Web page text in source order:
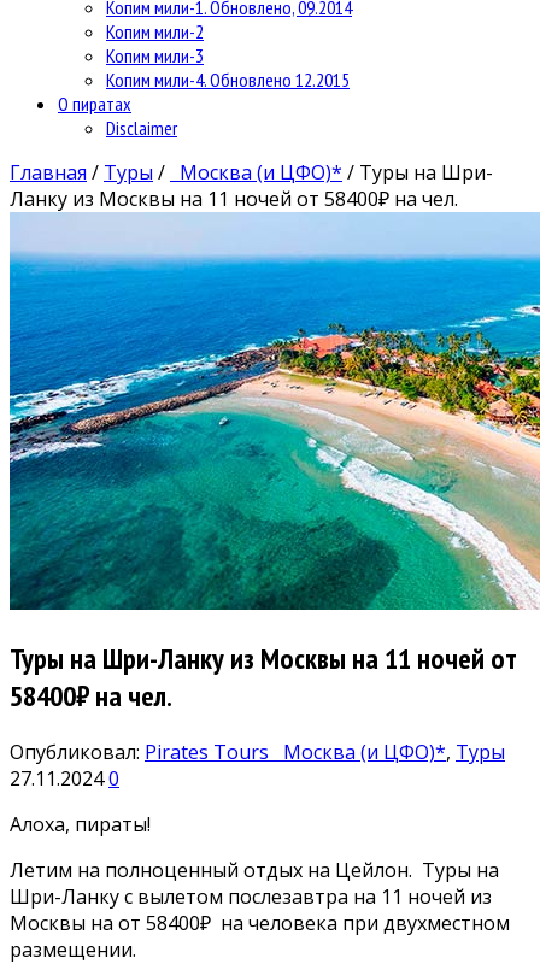
Копим мили-1. Обновлено, 09.2014
Копим мили-2
Копим мили-3
Копим мили-4. Обновлено 12.2015
О пиратах
Disclaimer
Главная / Туры / Москва (и ЦФО)* / Туры на Шри-
Ланку из Москвы на 11 ночей от 58400₽ на чел.
Туры на Шри-Ланку из Москвы на 11 ночей от
58400₽ на чел.
Опубликовал: Pirates Tours Москва (и ЦФО)*, Туры
27.11.20240
Алоха, пираты!
Летим на полноценный отдых на Цейлон. Туры на
Шри-Ланку с вылетом послезавтра на 11 ночей из
Москвы на от 58400₽ на человека при двухместном
размещении.